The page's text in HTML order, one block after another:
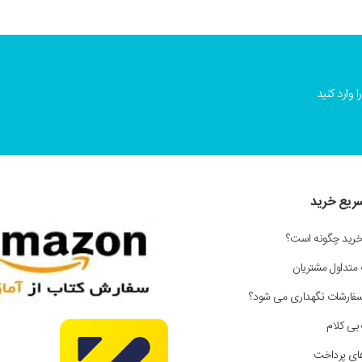
وارد کنید
خرید
چگونه است؟
متداول مشتریان
نگهداری می شود؟
کلام
پرداخت